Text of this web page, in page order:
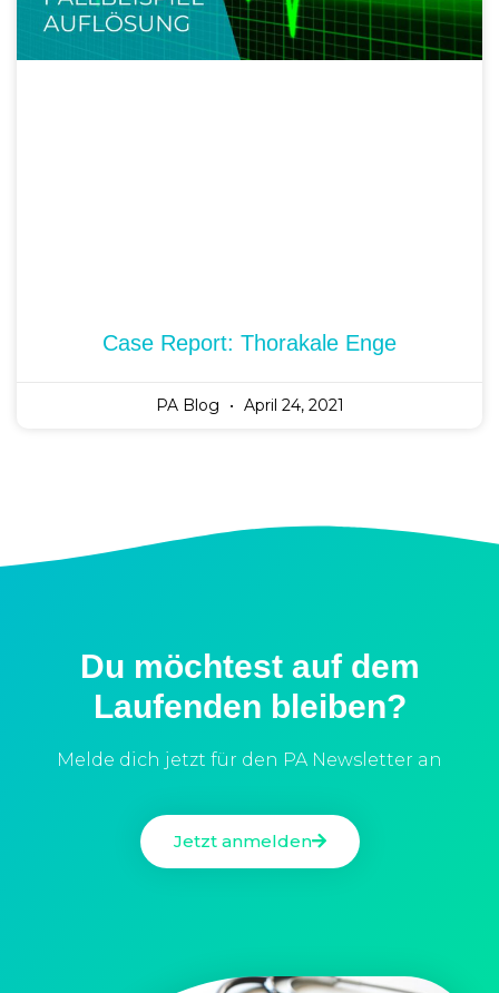
Case Report: Thorakale Enge
PA Blog April 24, 2021
Du möchtest auf dem
Laufenden bleiben?
Melde dich jetzt für den PA Newsletter an
Jetzt anmelden